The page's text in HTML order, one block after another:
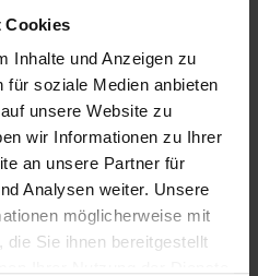
Cookies
Inhalte und Anzeigen zu
für soziale Medien anbieten
unsere Website zu
wir Informationen zu Ihrer
an unsere Partner für
Analysen weiter. Unsere
möglicherweise mit
Sie ihnen bereitgestellt